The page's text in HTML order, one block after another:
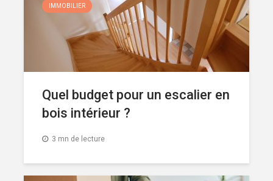
IMMOBILIER
Quel budget pour un escalier en
bois intérieur ?
3 mn de lecture